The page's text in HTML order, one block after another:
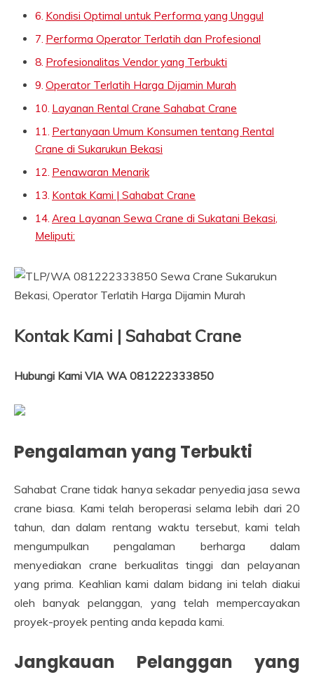
Kondisi Optimal untuk Performa yang Unggul
Performa Operator Terlatih dan Profesional
Profesionalitas Vendor yang Terbukti
Operator Terlatih Harga Dijamin Murah
Layanan Rental Crane Sahabat Crane
Pertanyaan Umum Konsumen tentang Rental
Crane di Sukarukun Bekasi
Penawaran Menarik
Kontak Kami | Sahabat Crane
Area Layanan Sewa Crane di Sukatani Bekasi,
Meliputi:
Kontak Kami | Sahabat Crane
Hubungi Kami VIA WA 081222333850
Pengalaman yang Terbukti
Sahabat Crane tidak hanya sekadar penyedia jasa sewa
crane biasa. Kami telah beroperasi selama lebih dari 20
tahun, dan dalam rentang waktu tersebut, kami telah
mengumpulkan pengalaman berharga dalam
menyediakan crane berkualitas tinggi dan pelayanan
yang prima. Keahlian kami dalam bidang ini telah diakui
oleh banyak pelanggan, yang telah mempercayakan
proyek-proyek penting anda kepada kami.
Jangkauan Pelanggan yang